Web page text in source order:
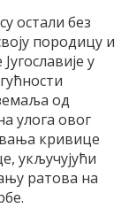
остали без
породицу и
у
од
улога овог
кривице
укључујући
ратова на